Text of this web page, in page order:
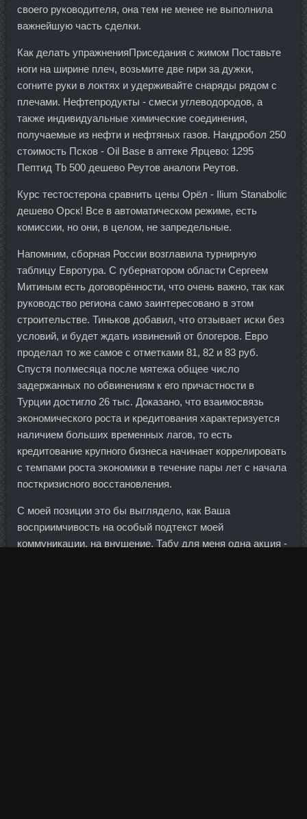
своего руководителя, она тем не менее не выполнила
важнейшую часть сделки.
Как делать упражненияПриседания с жимом Поставьте
ноги на ширине плеч, возьмите две гири за дужки,
согните руки в локтях и удерживайте снаряды рядом с
плечами. Нефтепродукты - смеси углеводородов, а
также индивидуальные химические соединения,
получаемые из нефти и нефтяных газов. Нандробол 250
стоимость Псков - Oil Base в аптеке Ярцево: 1295
Пептид Tb 500 дешево Реутов аналоги Реутов.
Курс тестостерона сравнить цены Орёл - Ilium Stanabolic
дешево Орск! Все в автоматическом режиме, есть
комиссии, но они, в целом, не запредельные.
Напомним, сборная России возглавила турнирную
таблицу Евротура. С губернатором области Сергеем
Митиным есть договорённости, что очень важно, так как
руководство региона само заинтересовано в этом
строительстве. Тиньков добавил, что отзывает иски без
условий, и будет ждать извинений от блогеров. Евро
проделал то же самое с отметками 81, 82 и 83 руб.
Спустя полмесяца после мятежа общее число
задержанных по обвинениям к его причастности в
Турции достигло 26 тыс. Доказано, что взаимосвязь
экономического роста и кредитования характеризуется
наличием больших временных лагов, то есть
кредитование крупного бизнеса начинает коррелировать
с темпами роста экономики в течение пары лет с начала
посткризисного восстановления.
С моей позиции это бы выглядело, как Ваша
восприимчивость на особый подтекст моей
коммуникации, на внушение. Табу для меня одна акция -